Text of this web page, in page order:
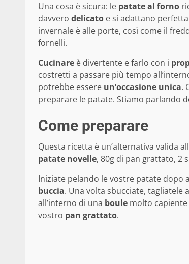
Una cosa è sicura: le patate al forno
davvero delicato e si adattano
invernale è alle porte, così come il
fornelli.
Cucinare è divertente e farlo con i
costretti a passare più tempo
potrebbe essere un’occasione unica.
preparare le patate. Stiamo parlando
Come preparare
Questa ricetta è un’alternativa valida
patate novelle, 80g di pan grattato, 2
Iniziate pelando le vostre patate dopo
buccia. Una volta sbucciate, tagliatele
all’interno di una boule molto
vostro pan grattato.